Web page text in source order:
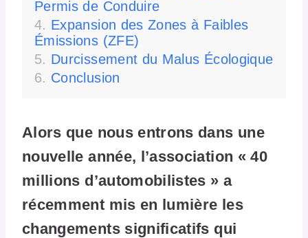
Permis de Conduire
Expansion des Zones à Faibles
Émissions (ZFE)
Durcissement du Malus Écologique
Conclusion
Alors que nous entrons dans une
nouvelle année, l’association « 40
millions d’automobilistes » a
récemment mis en lumière les
changements significatifs qui